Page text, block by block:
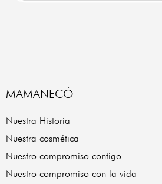
MAMANECÓ
Nuestra Historia
Nuestra cosmética
Nuestro compromiso contigo
Nuestro compromiso con la vida